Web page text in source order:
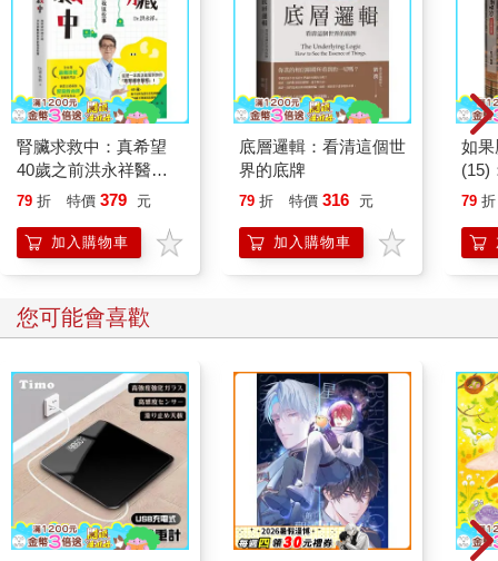
腎臟求救中：真希望
40歲之前洪永祥醫師
就告訴我這些事
79 折 特價 379 元
加入購物車
底層邏輯：看清這個世
界的底牌
79 折 特價 316 元
加入購物車
如
(15)
貓
79 折
您可能會喜歡